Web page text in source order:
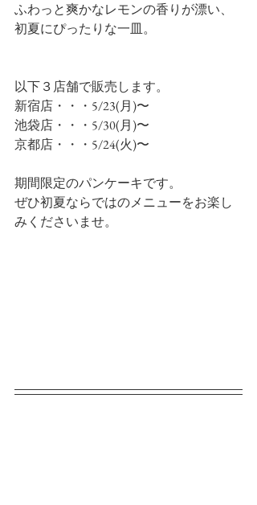
ふわっと爽かなレモンの香りが漂い、
初夏にぴったりな一皿。
以下３店舗で販売します。
新宿店・・・5/23(月)〜
池袋店・・・5/30(月)〜
京都店・・・5/24(火)〜
期間限定のパンケーキです。
ぜひ初夏ならではのメニューをお楽し
みくださいませ。